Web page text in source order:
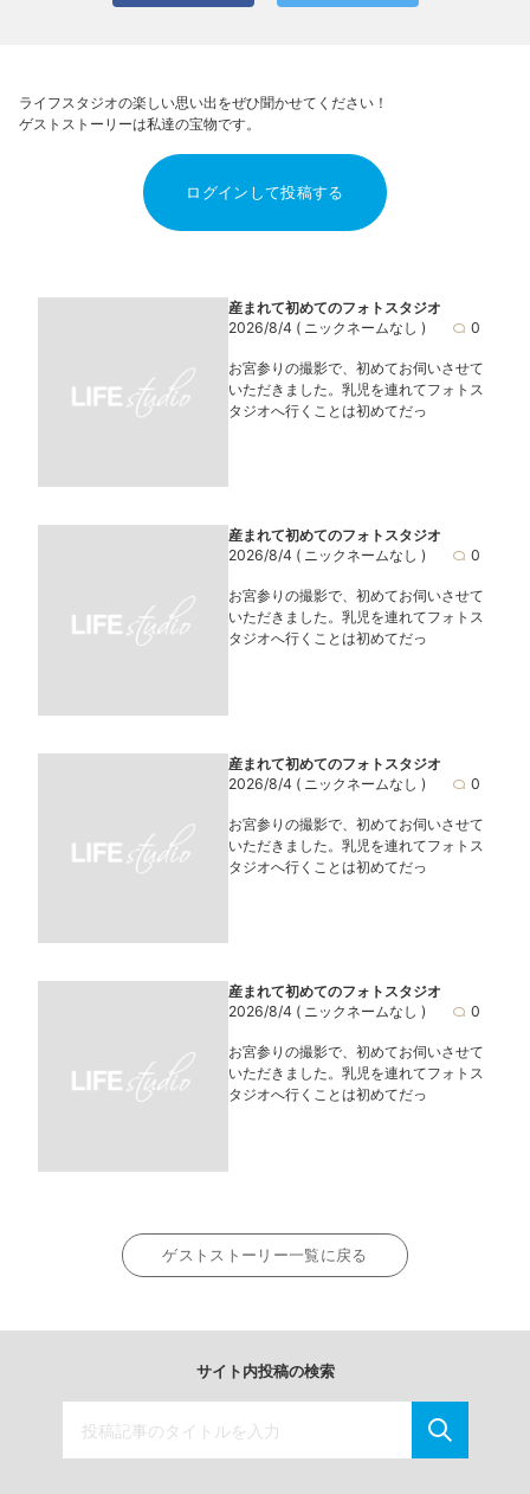
ライフスタジオの楽しい思い出をぜひ聞かせてください！
ゲストストーリーは私達の宝物です。
ログインして投稿する
産まれて初めてのフォトスタジオ
2026/8/4 ( ニックネームなし ) 0
お宮参りの撮影で、初めてお伺いさせて
いただきました。乳児を連れてフォトス
タジオへ行くことは初めてだっ
産まれて初めてのフォトスタジオ
2026/8/4 ( ニックネームなし ) 0
お宮参りの撮影で、初めてお伺いさせて
いただきました。乳児を連れてフォトス
タジオへ行くことは初めてだっ
産まれて初めてのフォトスタジオ
2026/8/4 ( ニックネームなし ) 0
お宮参りの撮影で、初めてお伺いさせて
いただきました。乳児を連れてフォトス
タジオへ行くことは初めてだっ
産まれて初めてのフォトスタジオ
2026/8/4 ( ニックネームなし ) 0
お宮参りの撮影で、初めてお伺いさせて
いただきました。乳児を連れてフォトス
タジオへ行くことは初めてだっ
ゲストストーリー一覧に戻る
サイト内投稿の検索